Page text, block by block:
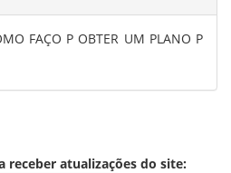
FAÇO P OBTER UM PLANO P
receber atualizações do site: